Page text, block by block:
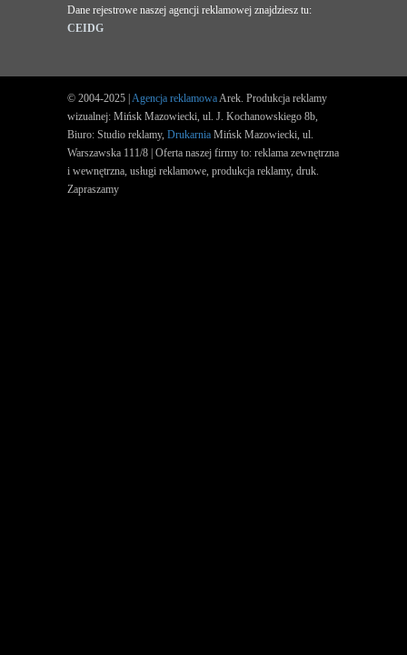
Dane rejestrowe naszej agencji reklamowej znajdziesz tu:
CEIDG
© 2004-2025 | Agencja reklamowaArek. Produkcja reklamy
wizualnej: Mińsk Mazowiecki, ul. J. Kochanowskiego 8b,
Biuro: Studio reklamy, Drukarnia Mińsk Mazowiecki, ul.
Warszawska 111/8 | Oferta naszej firmy to: reklama zewnętrzna
i wewnętrzna, usługi reklamowe, produkcja reklamy, druk.
Zapraszamy